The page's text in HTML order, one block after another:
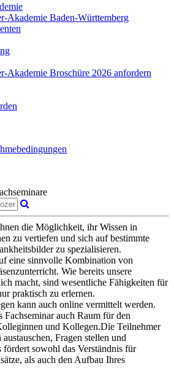
Akademie Baden-Württemberg
Akademie Broschüre 2026 anfordern
die Möglichkeit, ihr Wissen in
zu vertiefen und sich auf bestimmte
zu spezialisieren.
eine sinnvolle Kombination von
Wie bereits unsere
macht, sind wesentliche Fähigkeiten für
praktisch zu erlernen.
kann auch online vermittelt werden.
Fachseminar auch Raum für den
und Kollegen.Die Teilnehmer
Fragen stellen und
sowohl das Verständnis für
als auch den Aufbau Ihres